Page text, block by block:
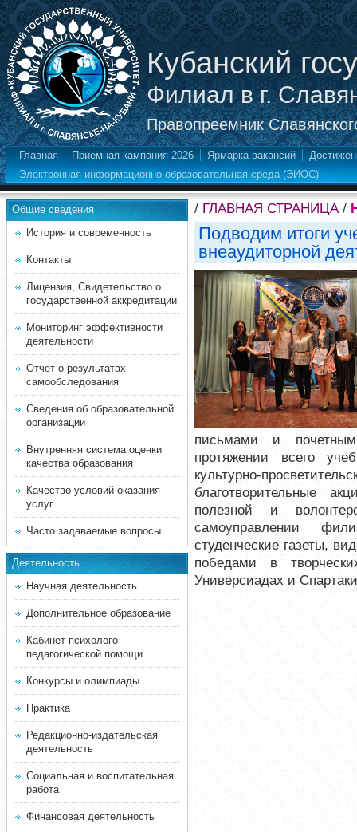
Кубанский
Филиал в г.
Правопреемник
Главная Приемная кампания 2026 Ярмарка вакансий
Электронная информационно-образовательная среда (ЭИОС)
Общие сведения
История и современность
Контакты
Лицензия, Свидетельство о
государственной аккредитации
Мониторинг эффективности
деятельности
Отчет о результатах
самообследования
Сведения об образовательной
организации
Внутренняя система оценки
качества образования
Качество условий оказания
услуг
Часто задаваемые вопросы
Деятельность
Научная деятельность
Дополнительное образование
Кабинет психолого-
педагогической помощи
Конкурсы и олимпиады
Практика
Редакционно-издательская
деятельность
Социальная и воспитательная
работа
Финансовая деятельность
/ ГЛАВНАЯ СТРАНИЦА/
Подводим итоги
внеаудиторной
письмами и
протяжении всего
культурно-
благотворительные
полезной и
самоуправлении
студенческие газеты,
победами в
Универсиадах и